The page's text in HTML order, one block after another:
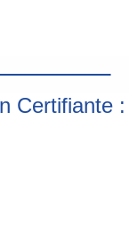
Certifiante :